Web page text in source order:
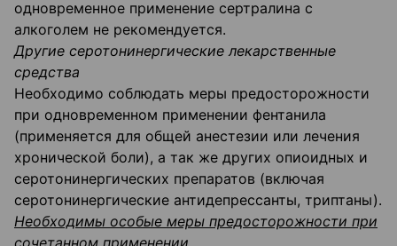
одновременное применение сертралина с
алкоголем не рекомендуется.
Другие серотонинергические лекарственные
средства
Необходимо соблюдать меры предосторожности
при одновременном применении фентанила
(применяется для общей анестезии или лечения
хронической боли), а так же других опиоидных и
серотонинергических препаратов (включая
серотонинергические антидепрессанты, триптаны).
Необходимы особые меры предосторожности при